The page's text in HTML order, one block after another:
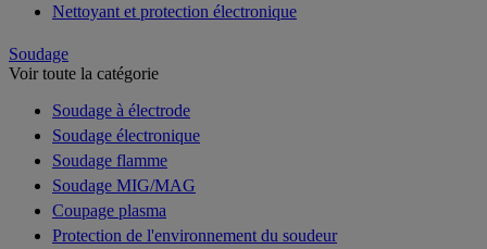
Nettoyant et protection électronique
Soudage
Voir toute la catégorie
Soudage à électrode
Soudage électronique
Soudage flamme
Soudage MIG/MAG
Coupage plasma
Protection de l'environnement du soudeur